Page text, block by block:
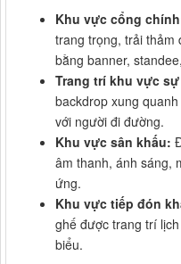
Khu vực cổng
trang trọng, trải thảm
bằng banner,
Trang trí khu vực
backdrop xung
với người đi đường.
Khu vực sân khấu:
âm thanh, ánh sáng,
ứng.
Khu vực tiếp đón
ghế được trang trí
biểu.